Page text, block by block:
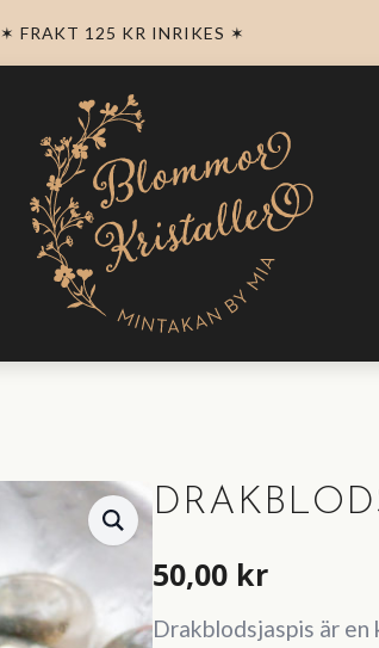
✶ FRAKT 125 KR INRIKES ✶
50,00 kr
Drakblodsjaspis är